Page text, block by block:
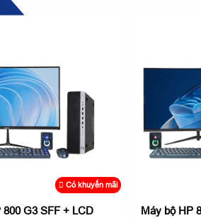
Có khuyến mãi
800 G3 SFF + LCD
Máy bộ HP